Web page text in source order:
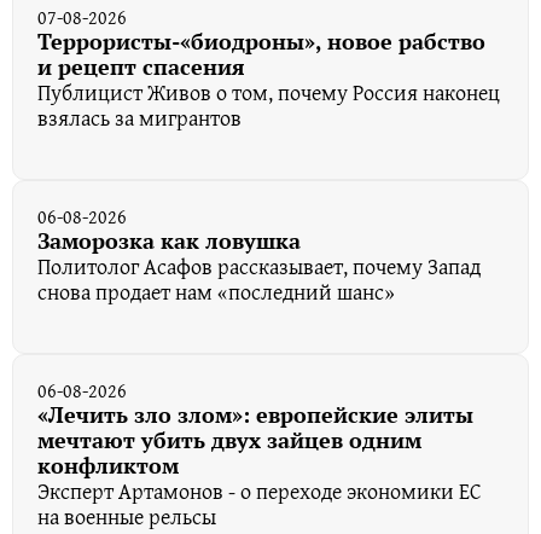
07-08-2026
Террористы-«биодроны», новое рабство
и рецепт спасения
Публицист Живов о том, почему Россия наконец
взялась за мигрантов
06-08-2026
Заморозка как ловушка
Политолог Асафов рассказывает, почему Запад
снова продает нам «последний шанс»
06-08-2026
«Лечить зло злом»: европейские элиты
мечтают убить двух зайцев одним
конфликтом
Эксперт Артамонов - о переходе экономики ЕС
на военные рельсы